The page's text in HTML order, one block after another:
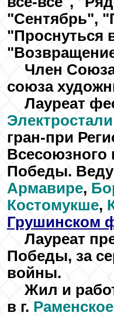
"Сентябрь",
"Проснуться
Член
союза
Лауреат
Электростали
гран-при
Всесоюзного
Победы.
Армавире,
Костомукше,
Грушинском
Лауреат
Победы, за
войны.
Жил и
в г. Раменское